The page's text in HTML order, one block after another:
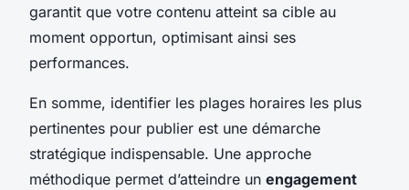
garantit que votre contenu atteint sa cible au
moment opportun, optimisant ainsi ses
performances.
En somme, identifier les plages horaires les plus
pertinentes pour publier est une démarche
stratégique indispensable. Une approche
méthodique permet d’atteindre un engagement